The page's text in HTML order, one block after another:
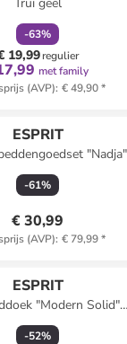
-63%
19,99regulier
met family
(AVP): € 49,90*
ESPRIT
"Nadja"
meerkleurig
-61%
€ 30,99
(AVP): € 79,99*
ESPRIT
"Modern Solid"
lichtroze
-52%